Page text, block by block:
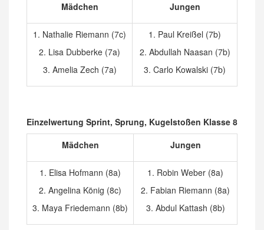
Mädchen
Jungen
1. Nathalie Riemann (7c)
2. Lisa Dubberke (7a)
3. Amelia Zech (7a)
1. Paul Kreißel (7b)
2. Abdullah Naasan (7b)
3. Carlo Kowalski (7b)
Einzelwertung Sprint, Sprung, Kugelstoßen Klasse 8
Mädchen
Jungen
1. Elisa Hofmann (8a)
2. Angelina König (8c)
3. Maya Friedemann (8b)
1. Robin Weber (8a)
2. Fabian Riemann (8a)
3. Abdul Kattash (8b)